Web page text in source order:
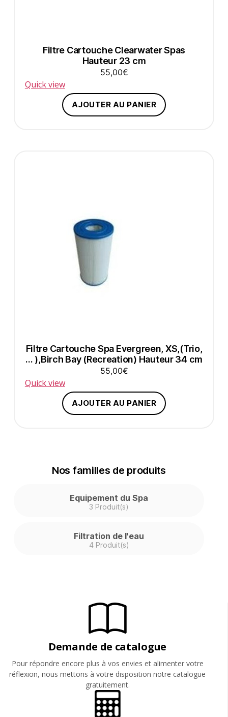
Filtre Cartouche Clearwater Spas
Hauteur 23 cm
55,00€
Quick view
AJOUTER AU PANIER
Filtre Cartouche Spa Evergreen, XS,(Trio,
… ),Birch Bay (Recreation) Hauteur 34 cm
55,00€
Quick view
AJOUTER AU PANIER
Nos familles de produits
Equipement du Spa
3 Produit(s)
Filtration de l'eau
4 Produit(s)
Demande de catalogue
Pour répondre encore plus à vos envies et alimenter votre
réflexion, nous mettons à votre disposition notre catalogue
gratuitement.